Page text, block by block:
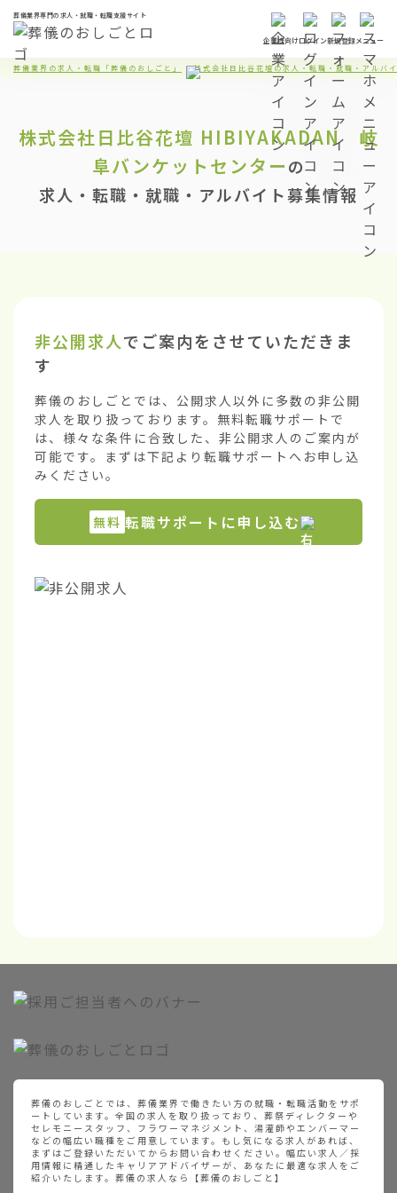
葬儀業界専門の求人・就職・転職支援サイト
企業様向けログイン新規登録メニュー
葬儀業界の求人・転職「葬儀のおしごと」 株式会社日比谷花壇の求人・転職・就職・アルバ
株式会社日比谷花壇 HIBIYAKADAN 岐
阜バンケットセンターの
求人・転職・就職・アルバイト募集情報
非公開求人でご案内をさせていただきま
す
葬儀のおしごとでは、公開求人以外に多数の非公開
求人を取り扱っております。無料転職サポートで
は、様々な条件に合致した、非公開求人のご案内が
可能です。まずは下記より転職サポートへお申し込
みください。
無料 転職サポートに申し込む
葬儀のおしごとでは、葬儀業界で働きたい方の就職・転職活動をサポ
ートしています。全国の求人を取り扱っており、葬祭ディレクターや
セレモニースタッフ、フラワーマネジメント、湯灌師やエンバーマー
などの幅広い職種をご用意しています。もし気になる求人があれば、
まずはご登録いただいてからお問い合わせください。幅広い求人／採
用情報に精通したキャリアアドバイザーが、あなたに最適な求人をご
紹介いたします。葬儀の求人なら【葬儀のおしごと】